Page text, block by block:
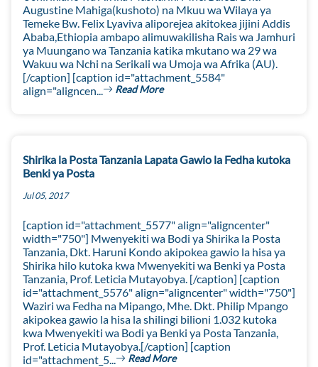
Augustine Mahiga(kushoto) na Mkuu wa Wilaya ya
Temeke Bw. Felix Lyaviva aliporejea akitokea jijini Addis
Ababa,Ethiopia ambapo alimuwakilisha Rais wa Jamhuri
ya Muungano wa Tanzania katika mkutano wa 29 wa
Wakuu wa Nchi na Serikali wa Umoja wa Afrika (AU).
[/caption] [caption id="attachment_5584"
align="aligncen...
Read More
Shirika la Posta Tanzania Lapata Gawio la Fedha kutoka
Benki ya Posta
Jul 05, 2017
[caption id="attachment_5577" align="aligncenter"
width="750"] Mwenyekiti wa Bodi ya Shirika la Posta
Tanzania, Dkt. Haruni Kondo akipokea gawio la hisa ya
Shirika hilo kutoka kwa Mwenyekiti wa Benki ya Posta
Tanzania, Prof. Leticia Mutayobya. [/caption] [caption
id="attachment_5576" align="aligncenter" width="750"]
Waziri wa Fedha na Mipango, Mhe. Dkt. Philip Mpango
akipokea gawio la hisa la shilingi bilioni 1.032 kutoka
kwa Mwenyekiti wa Bodi ya Benki ya Posta Tanzania,
Prof. Leticia Mutayobya.[/caption] [caption
id="attachment_5...
Read More